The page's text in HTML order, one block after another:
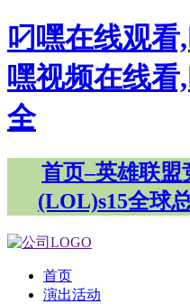
叼嘿在线观看
嘿视频在线看
全
首页–英雄联盟
(LOL)s15全球
首页
演出活动